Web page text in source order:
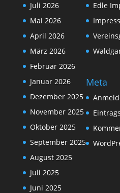
Juli 2026
Mai 2026
April 2026
März 2026
Februar 2026
Januar 2026
Dezember 2025
November 2025
Oktober 2025
September 2025
August 2025
Juli 2025
Juni 2025
Edle
Meta